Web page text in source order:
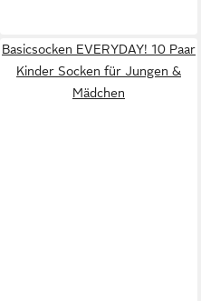
Basicsocken EVERYDAY! 10 Paar
Kinder Socken für Jungen &
Mädchen